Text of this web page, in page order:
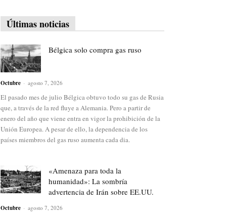
Últimas noticias
Bélgica solo compra gas ruso
Octubre - agosto 7, 2026
El pasado mes de julio Bélgica obtuvo todo su gas de Rusia
que, a través de la red fluye a Alemania. Pero a partir de
enero del año que viene entra en vigor la prohibición de la
Unión Europea. A pesar de ello, la dependencia de los
países miembros del gas ruso aumenta cada dia.
«Amenaza para toda la
humanidad»: La sombría
advertencia de Irán sobre EE.UU.
Octubre - agosto 7, 2026